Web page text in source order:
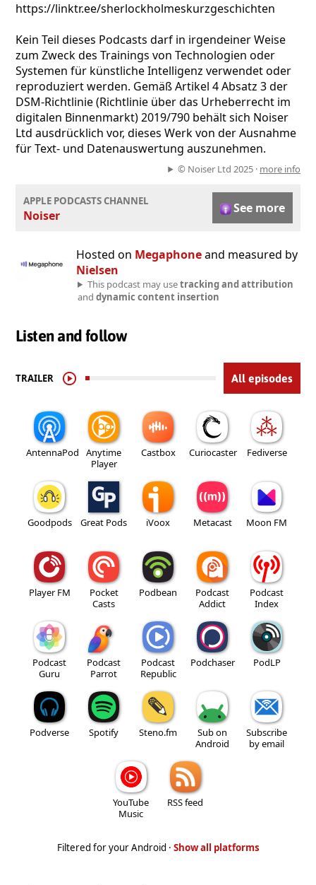
https://linktr.ee/sherlockholmeskurzgeschichten
Kein Teil dieses Podcasts darf in irgendeiner Weise
zum Zweck des Trainings von Technologien oder
Systemen für künstliche Intelligenz verwendet oder
reproduziert werden. Gemäß Artikel 4 Absatz 3 der
DSM-Richtlinie (Richtlinie über das Urheberrecht im
digitalen Binnenmarkt) 2019/790 behält sich Noiser
Ltd ausdrücklich vor, dieses Werk von der Ausnahme
für Text- und Datenauswertung auszunehmen.
© Noiser Ltd 2025 · more info
APPLE PODCASTS CHANNEL
Noiser See more
Hosted on Megaphoneand measured by
Nielsen
This podcast may usetracking and attribution
and dynamic content insertion
Listen and follow
TRAILER All episodes
AntennaPod
Anytime
Player
Castbox Curiocaster Fediverse
Goodpods Great Pods iVoox Metacast Moon FM
Player FM
Pocket
Casts
Podbean
Podcast
Addict
Podcast
Index
Podcast
Guru
Podcast
Parrot
Podcast
Republic
Podchaser PodLP
Podverse Spotify Steno.fm
Sub on
Android
Subscribe
by email
YouTube
Music
RSS feed
Filtered for your Android · Show all platforms